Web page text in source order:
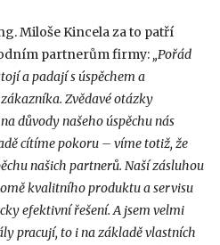
Miloše Kincela za to patří
partnerům firmy: „Pořád
a padají s úspěchem a
Zvědavé otázky
důvody našeho úspěchu nás
cítíme pokoru – víme totiž, že
našich partnerů. Naší zásluhou
kvalitního produktu a servisu
efektivní řešení. A jsem velmi
pracují, to i na základě vlastních